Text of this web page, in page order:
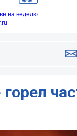
на неделю